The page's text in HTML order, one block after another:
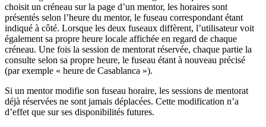
choisit un créneau sur la page d’un mentor, les horaires sont
présentés selon l’heure du mentor, le fuseau correspondant étant
indiqué à côté. Lorsque les deux fuseaux diffèrent, l’utilisateur voit
également sa propre heure locale affichée en regard de chaque
créneau. Une fois la session de mentorat réservée, chaque partie la
consulte selon sa propre heure, le fuseau étant à nouveau précisé
(par exemple « heure de Casablanca »).
Si un mentor modifie son fuseau horaire, les sessions de mentorat
déjà réservées ne sont jamais déplacées. Cette modification n’a
d’effet que sur ses disponibilités futures.